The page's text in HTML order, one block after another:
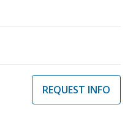
REQUEST INFO